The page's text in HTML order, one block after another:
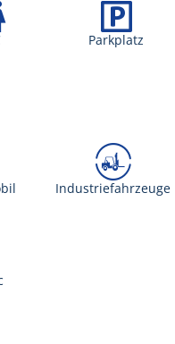
Parkplatz
Industriefahrzeuge